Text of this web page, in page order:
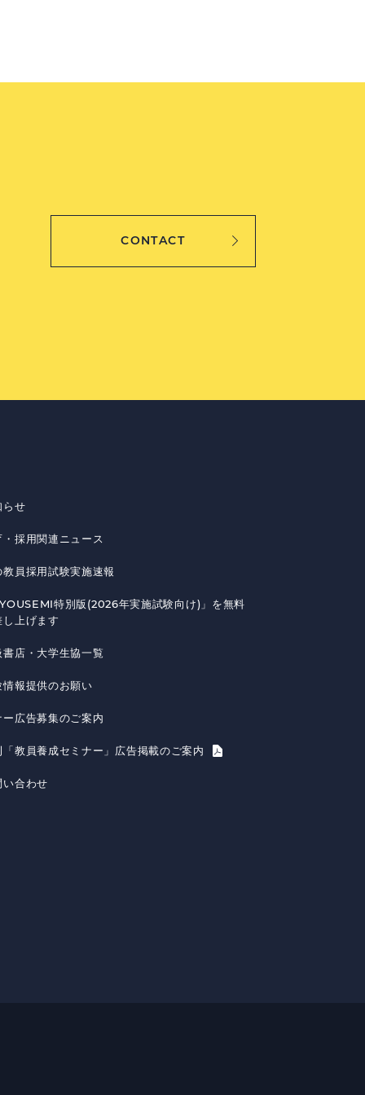
CONTACT
らせ
・採用関連ニュース
教員採用試験実施速報
特別版(2026年実施試験向け)」を無料
し上げます
書店・大学生協一覧
情報提供のお願い
ー広告募集のご案内
「教員養成セミナー」広告掲載のご案内
い合わせ